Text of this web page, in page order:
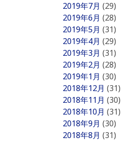
2019年7月 (29)
2019年6月 (28)
2019年5月 (31)
2019年4月 (29)
2019年3月 (31)
2019年2月 (28)
2019年1月 (30)
2018年12月 (31)
2018年11月 (30)
2018年10月 (31)
2018年9月 (30)
2018年8月 (31)